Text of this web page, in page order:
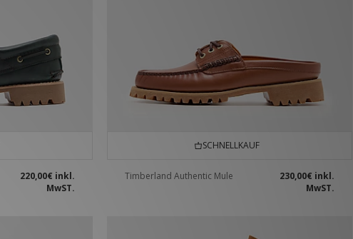
220,00€ inkl.
MwST.
SCHNELLKAUF
Timberland Authentic Mule 230,00€ inkl.
MwST.